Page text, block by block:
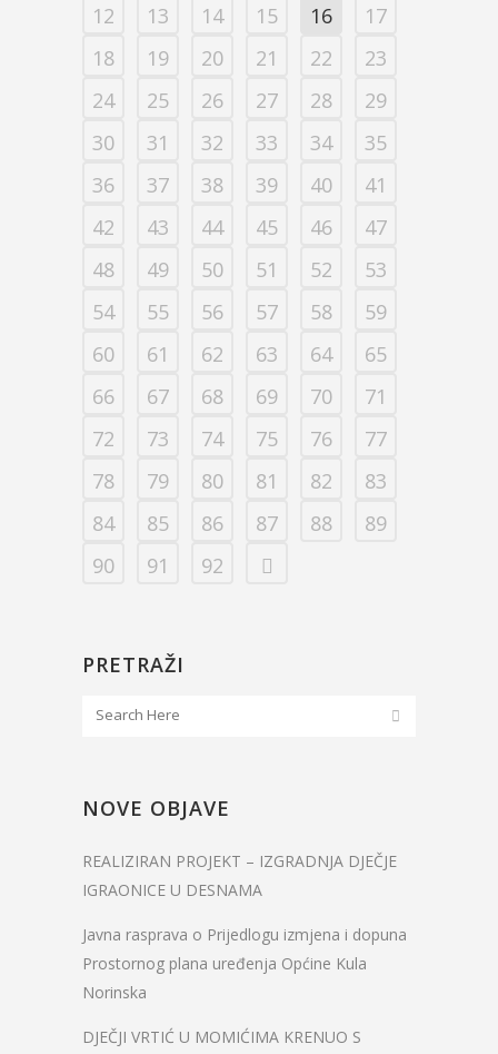
12 13 14 15 16
17
18
19 20 21 22
23
24
25 26 27 28
29
30
31 32 33 34
35
36
37 38 39 40
41
42
43 44 45 46
47
48
49 50 51 52
53
54
55 56 57 58
59
60
61 62 63 64
65
66
67 68 69 70
71
72
73 74 75 76
77
78
79 80 81 82
83
84
85 86 87 88
89
90
91 92
PRETRAŽI
NOVE OBJAVE
REALIZIRAN PROJEKT – IZGRADNJA DJEČJE
IGRAONICE U DESNAMA
Javna rasprava o Prijedlogu izmjena i dopuna
Prostornog plana uređenja Općine Kula
Norinska
DJEČJI VRTIĆ U MOMIĆIMA KRENUO S